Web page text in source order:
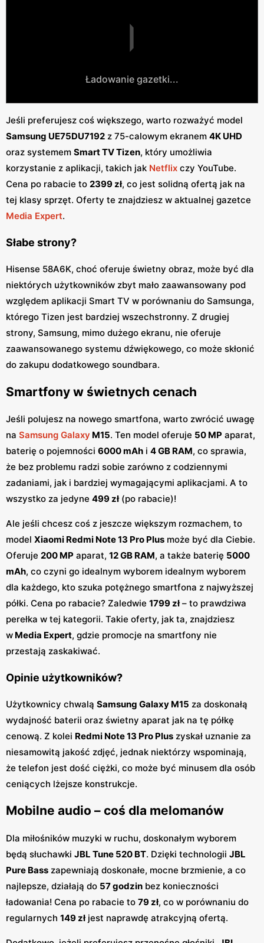
Ładowanie gazetki...
Jeśli preferujesz coś większego, warto rozważyć model
Samsung UE75DU7192 z 75-calowym ekranem 4K UHD
oraz systemem Smart TV Tizen, który umożliwia
korzystanie z aplikacji, takich jak Netflix czy YouTube.
Cena po rabacie to 2399 zł, co jest solidną ofertą jak na
tej klasy sprzęt. Oferty te znajdziesz w aktualnej gazetce
Media Expert.
Słabe strony?
Hisense 58A6K, choć oferuje świetny obraz, może być dla
niektórych użytkowników zbyt mało zaawansowany pod
względem aplikacji Smart TV w porównaniu do Samsunga,
którego Tizen jest bardziej wszechstronny. Z drugiej
strony, Samsung, mimo dużego ekranu, nie oferuje
zaawansowanego systemu dźwiękowego, co może skłonić
do zakupu dodatkowego soundbara.
Smartfony w świetnych cenach
Jeśli polujesz na nowego smartfona, warto zwrócić uwagę
na Samsung Galaxy M15. Ten model oferuje 50 MP aparat,
baterię o pojemności 6000 mAh i 4 GB RAM, co sprawia,
że bez problemu radzi sobie zarówno z codziennymi
zadaniami, jak i bardziej wymagającymi aplikacjami. A to
wszystko za jedyne 499 zł(po rabacie)!
Ale jeśli chcesz coś z jeszcze większym rozmachem, to
model Xiaomi Redmi Note 13 Pro Plus może być dla Ciebie.
Oferuje 200 MP aparat, 12 GB RAM, a także baterię 5000
mAh, co czyni go idealnym wyborem idealnym wyborem
dla każdego, kto szuka potężnego smartfona z najwyższej
półki. Cena po rabacie? Zaledwie 1799 zł– to prawdziwa
perełka w tej kategorii. Takie oferty, jak ta, znajdziesz
w Media Expert, gdzie promocje na smartfony nie
przestają zaskakiwać.
Opinie użytkowników?
Użytkownicy chwalą Samsung Galaxy M15 za doskonałą
wydajność baterii oraz świetny aparat jak na tę półkę
cenową. Z kolei Redmi Note 13 Pro Plus zyskał uznanie za
niesamowitą jakość zdjęć, jednak niektórzy wspominają,
że telefon jest dość ciężki, co może być minusem dla osób
ceniących lżejsze konstrukcje.
Mobilne audio – coś dla melomanów
Dla miłośników muzyki w ruchu, doskonałym wyborem
będą słuchawki JBL Tune 520 BT. Dzięki technologii JBL
Pure Bass zapewniają doskonałe, mocne brzmienie, a co
najlepsze, działają do 57 godzin bez konieczności
ładowania! Cena po rabacie to 79 zł, co w porównaniu do
regularnych 149 złjest naprawdę atrakcyjną ofertą.